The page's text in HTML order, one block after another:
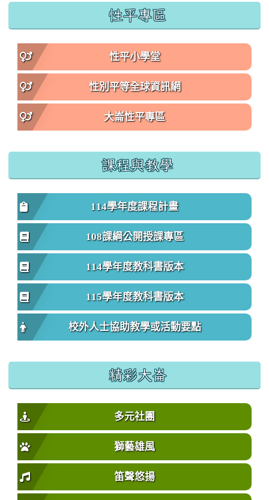
性平專區
性平小學堂
性別平等全球資訊網
大崙性平專區
課程與教學
114學年度課程計畫
108課綱公開授課專區
114學年度教科書版本
115學年度教科書版本
校外人士協助教學或活動要點
精彩大崙
多元社團
獅藝雄風
笛聲悠揚